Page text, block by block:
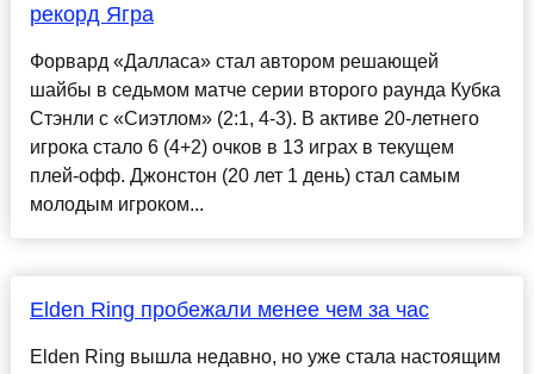
рекорд Ягра
Форвард «Далласа» стал автором решающей
шайбы в седьмом матче серии второго раунда Кубка
Стэнли с «Сиэтлом» (2:1, 4-3). В активе 20-летнего
игрока стало 6 (4+2) очков в 13 играх в текущем
плей-офф. Джонстон (20 лет 1 день) стал самым
молодым игроком...
Elden Ring пробежали менее чем за час
Elden Ring вышла недавно, но уже стала настоящим